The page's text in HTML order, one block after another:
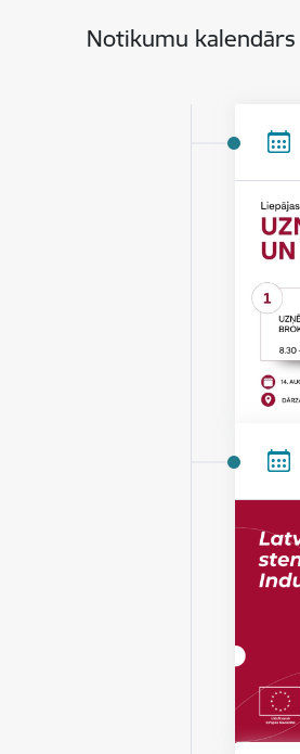
Notikumu kalendārs